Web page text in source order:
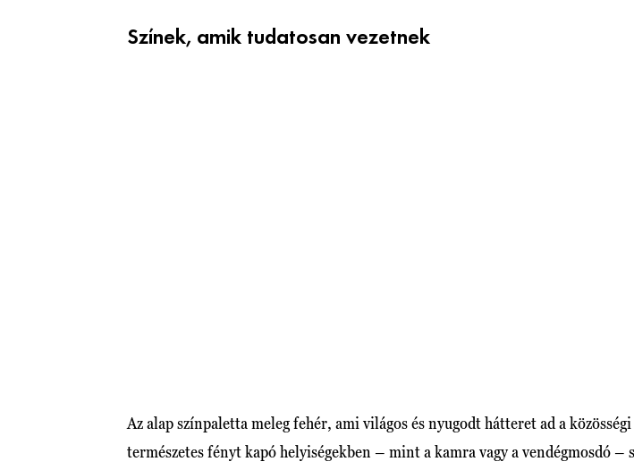
Színek, amik tudatosan vezetnek
Az alap színpaletta meleg fehér, ami világos és nyugodt hátteret ad a
természetes fényt kapó helyiségekben – mint a kamra vagy a vendégmosdó –